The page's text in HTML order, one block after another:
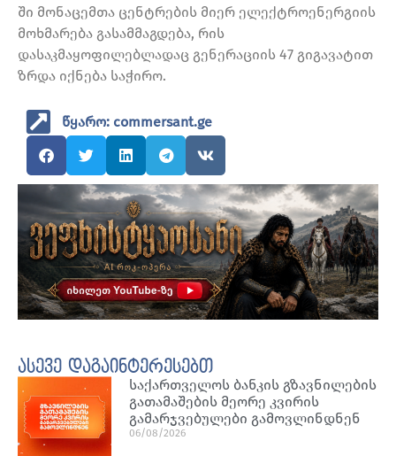
ში მონაცემთა ცენტრების მიერ ელექტროენერგიის
მოხმარება გასამმაგდება, რის
დასაკმაყოფილებლადაც გენერაციის 47 გიგავატით
ზრდა იქნება საჭირო.
წყარო: commersant.ge
ასევე დაგაინტერესებთ
საქართველოს ბანკის გზავნილების
გათამაშების მეორე კვირის
გამარჯვებულები გამოვლინდნენ
06/08/2026